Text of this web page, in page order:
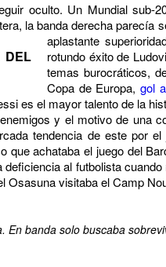
oculto. Un Mundial
la banda derecha parecía
DEL
aplastante
rotundo éxito de
temas burocráticos,
Copa de Europa,gol
es el mayor talento de la
y el motivo de una
tendencia de este por
que achataba el juego del
al futbolista
Osasuna visitaba el Camp
En banda solo buscaba